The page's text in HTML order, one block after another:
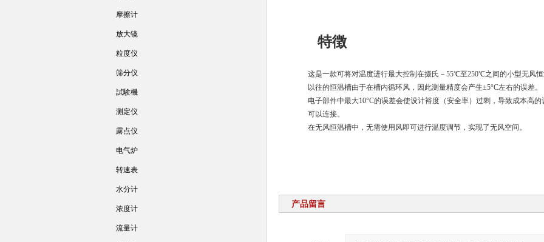
特徴
这是一款可将对温度进行最大控制在摄氏－55℃至250℃之间的小型无风恒
以往的恒温槽由于在槽内循环风，因此测量精度会产生±5°C左右的误差。
电子部件中最大10°C的误差会使设计裕度（安全率）过剩，导致成本高的
可以连接。
在无风恒温槽中，无需使用风即可进行温度调节，实现了无风空间。
产品留言
摩擦计
放大镜
粒度仪
筛分仪
試験機
测定仪
露点仪
电气炉
转速表
水分计
浓度计
流量计